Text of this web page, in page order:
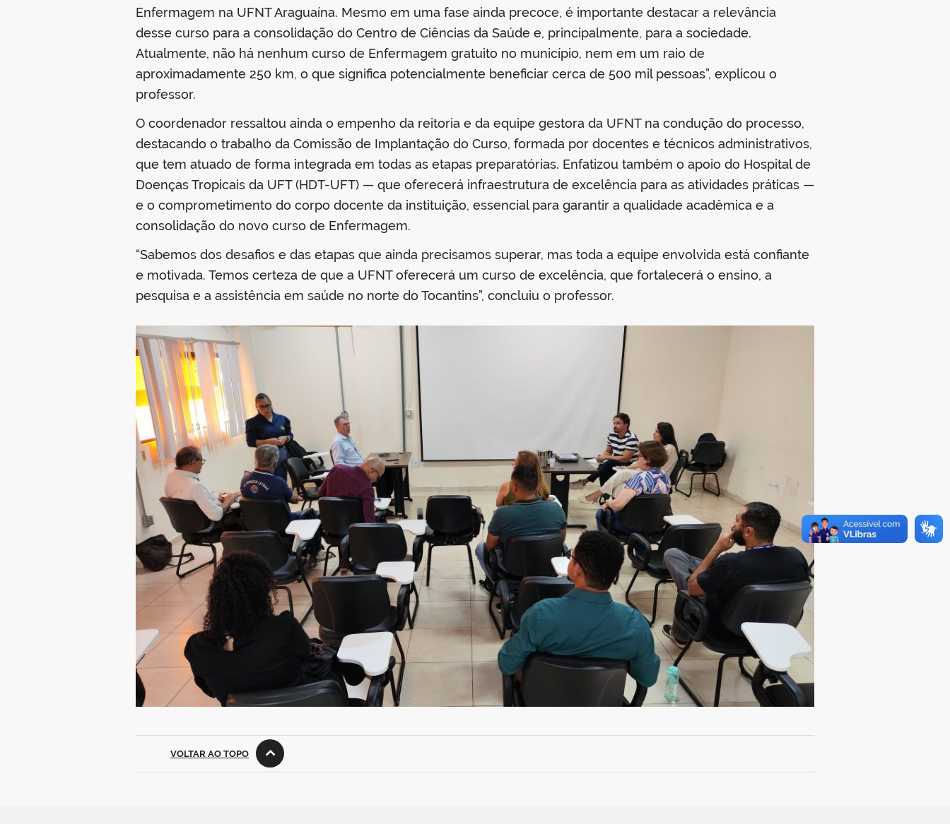
Enfermagem na UFNT Araguaína. Mesmo em uma fase ainda precoce, é importante destacar a relevância
desse curso para a consolidação do Centro de Ciências da Saúde e, principalmente, para a sociedade.
Atualmente, não há nenhum curso de Enfermagem gratuito no município, nem em um raio de
aproximadamente 250 km, o que significa potencialmente beneficiar cerca de 500 mil pessoas”, explicou o
professor.
O coordenador ressaltou ainda o empenho da reitoria e da equipe gestora da UFNT na condução do processo,
destacando o trabalho da Comissão de Implantação do Curso, formada por docentes e técnicos administrativos,
que tem atuado de forma integrada em todas as etapas preparatórias. Enfatizou também o apoio do Hospital de
Doenças Tropicais da UFT (HDT-UFT) — que oferecerá infraestrutura de excelência para as atividades práticas —
e o comprometimento do corpo docente da instituição, essencial para garantir a qualidade acadêmica e a
consolidação do novo curso de Enfermagem.
“Sabemos dos desafios e das etapas que ainda precisamos superar, mas toda a equipe envolvida está confiante
e motivada. Temos certeza de que a UFNT oferecerá um curso de excelência, que fortalecerá o ensino, a
pesquisa e a assistência em saúde no norte do Tocantins”, concluiu o professor.
VOLTAR AO TOPO